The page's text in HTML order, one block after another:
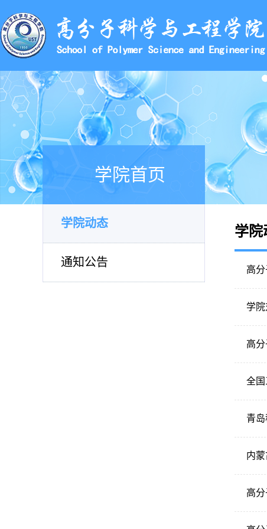
学院首页
学院动态
通知公告
学院
高
学
高
全国
青
内
高